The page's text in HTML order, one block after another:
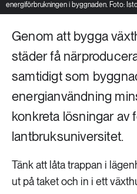
energiförbrukningen i byggnaden. Foto:
Genom att bygga
städer få
samtidigt som
energianvändning
konkreta lösningar av
lantbruksuniversitet.
Tänk att låta trappan i
ut på taket och in i ett